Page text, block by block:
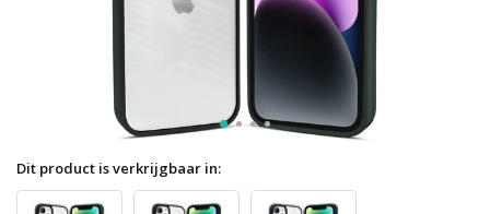
Dit product is verkrijgbaar in: